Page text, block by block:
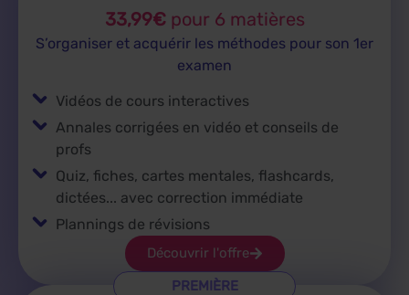
33,99€ pour 6 matières
S’organiser et acquérir les méthodes pour son 1er
examen
Vidéos de cours interactives
Annales corrigées en vidéo et conseils de
profs
Quiz, fiches, cartes mentales, flashcards,
dictées... avec correction immédiate
Plannings de révisions
Découvrir l'offre
PREMIÈRE